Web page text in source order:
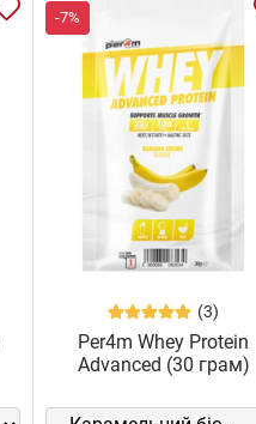
-7%
(3)
Per4m Whey Protein
Advanced (30 грам)